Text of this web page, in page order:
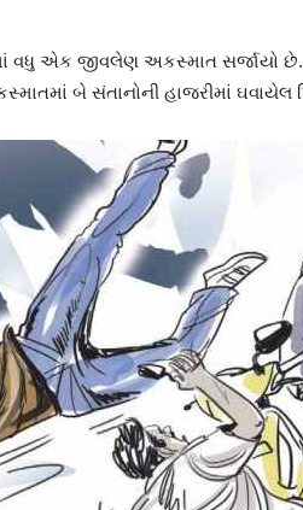
એક જીવલેણ અકસ્માત સર્જાયો છે.
બે સંતાનોની હાજરીમાં ઘવાયેલ